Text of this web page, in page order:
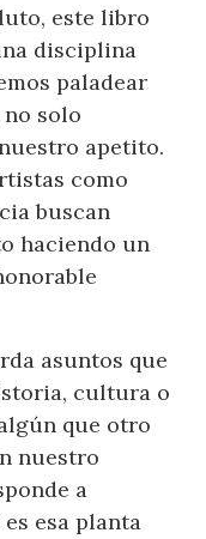
este libro
disciplina
paladear
solo
apetito.
como
buscan
haciendo un
asuntos que
cultura o
que otro
nuestro
a
esa planta